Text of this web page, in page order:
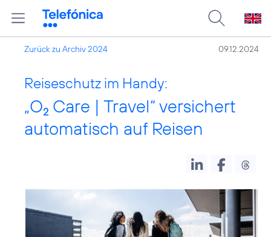
Zurück zu Archiv 2024 09.12.2024
Reiseschutz im Handy:
„O2 Care | Travel“ versichert
automatisch auf Reisen